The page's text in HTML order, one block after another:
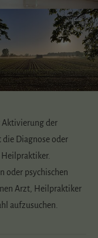
der
Diagnose oder
Heilpraktiker.
oder psychischen
Arzt, Heilpraktiker
aufzusuchen.